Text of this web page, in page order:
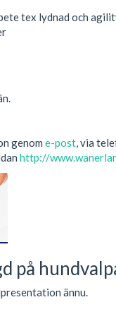
tex lydnad och
genom e-post, via
http://
på
ännu.